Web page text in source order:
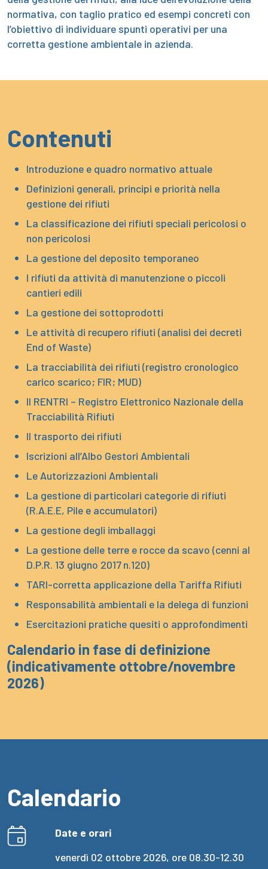
normativa, con taglio pratico ed esempi concreti con
l’obiettivo di individuare spunti operativi per una
corretta gestione ambientale in azienda.
Contenuti
Introduzione e quadro normativo attuale
Definizioni generali, principi e priorità nella
gestione dei rifiuti
La classificazione dei rifiuti speciali pericolosi o
non pericolosi
La gestione del deposito temporaneo
I rifiuti da attività di manutenzione o piccoli
cantieri edili
La gestione dei sottoprodotti
Le attività di recupero rifiuti (analisi dei decreti
End of Waste)
La tracciabilità dei rifiuti (registro cronologico
carico scarico; FIR; MUD)
Il RENTRI – Registro Elettronico Nazionale della
Tracciabilità Rifiuti
Il trasporto dei rifiuti
Iscrizioni all’Albo Gestori Ambientali
Le Autorizzazioni Ambientali
La gestione di particolari categorie di rifiuti
(R.A.E.E, Pile e accumulatori)
La gestione degli imballaggi
La gestione delle terre e rocce da scavo (cenni al
D.P.R. 13 giugno 2017 n.120)
TARI-corretta applicazione della Tariffa Rifiuti
Responsabilità ambientali e la delega di funzioni
Esercitazioni pratiche quesiti o approfondimenti
Calendario in fase di definizione
(indicativamente ottobre/novembre
2026)
Calendario
Date e orari
venerdì 02 ottobre 2026, ore 08.30-12.30